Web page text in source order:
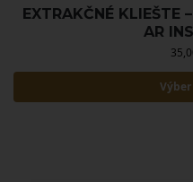
EXTRAKČNÉ KLIEŠTE
AR